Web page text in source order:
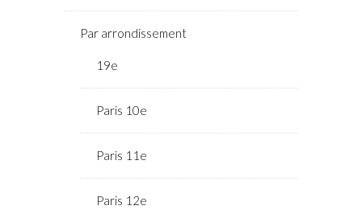
Par arrondissement
19e
Paris 10e
Paris 11e
Paris 12e